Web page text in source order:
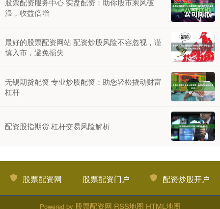
浪，收益倍增
最好的股票配资网站 配资炒股风险不容忽视，谨
慎入市，避免损失
无锡期货配资 专业炒股配资：助您轻松撬动财富
杠杆
配资股指期货 杠杆交易风险解析
股票配资网 股票配资门户 配资炒股开户
Powered by 股票配资网 RSS地图 HTML地图